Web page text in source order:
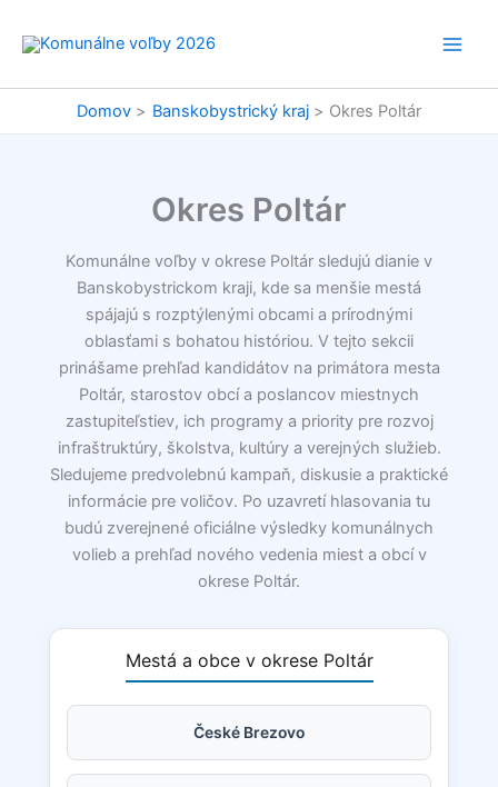
Domov Banskobystrický kraj Okres Poltár
Okres Poltár
Komunálne voľby v okrese Poltár sledujú dianie v
Banskobystrickom kraji, kde sa menšie mestá
spájajú s rozptýlenými obcami a prírodnými
oblasťami s bohatou históriou. V tejto sekcii
prinášame prehľad kandidátov na primátora mesta
Poltár, starostov obcí a poslancov miestnych
zastupiteľstiev, ich programy a priority pre rozvoj
infraštruktúry, školstva, kultúry a verejných služieb.
Sledujeme predvolebnú kampaň, diskusie a praktické
informácie pre voličov. Po uzavretí hlasovania tu
budú zverejnené oficiálne výsledky komunálnych
volieb a prehľad nového vedenia miest a obcí v
okrese Poltár.
Mestá a obce v okrese Poltár
České Brezovo